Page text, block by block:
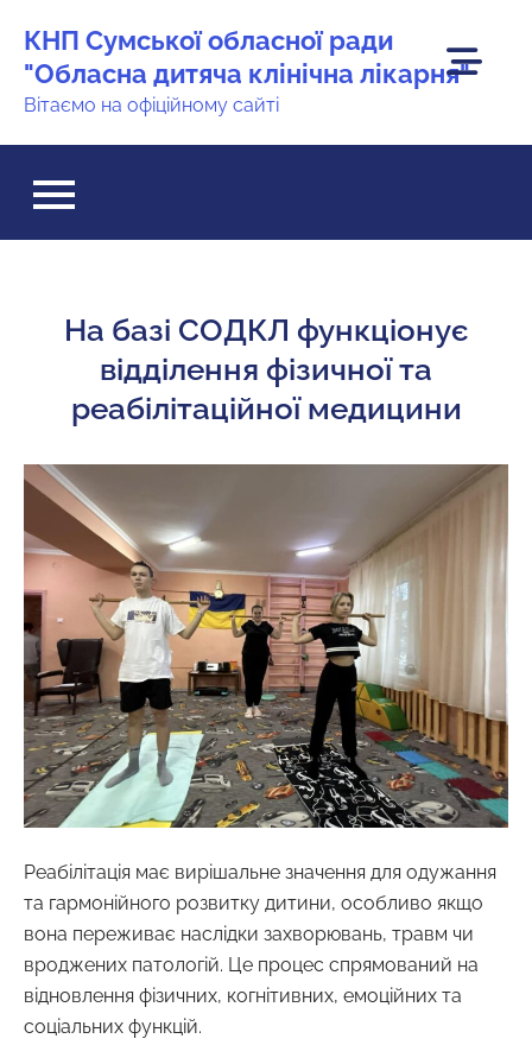
вмісту
КНП Сумської обласної ради
"Обласна дитяча клінічна лікарня"
Вітаємо на офіційному сайті
На базі СОДКЛ функціонує
відділення фізичної та
реабілітаційної медицини
Реабілітація має вирішальне значення для одужання
та гармонійного розвитку дитини, особливо якщо
вона переживає наслідки захворювань, травм чи
вроджених патологій. Це процес спрямований на
відновлення фізичних, когнітивних, емоційних та
соціальних функцій.